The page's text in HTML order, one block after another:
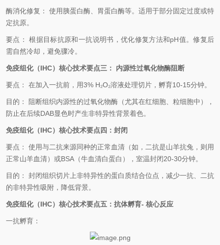
酶消化修复：
使用胰蛋白酶、胃蛋白酶等。适用于部分固定过度或特
定抗原。
要点： 根据目标抗原和一抗说明书，优化修复方法和pH值。修复后
需自然冷却，避免骤冷。
免疫组化（IHC）核心技术要点三： 内源性过氧化物酶阻断
要点： 在加入一抗前，用3% H₂O₂溶液处理切片，孵育10-15分钟。
目的：
阻断组织内源性的过氧化物酶（尤其在红细胞、粒细胞中），
防止在后续DAB显色时产生非特异性背景着色。
免疫组化（IHC）核心技术要点四： 封闭
要点：
使用与二抗来源同种的正常血清（如，二抗是山羊抗兔，则用
正常山羊血清）或BSA （牛血清白蛋白），室温封闭20-30分钟。
目的：
封闭组织切片上非特异性的蛋白质结合位点，减少一抗、二抗
的非特异性吸附，降低背景。
免疫组化（IHC）核心技术要点五： 抗体孵育- 核心反应
一抗孵育：